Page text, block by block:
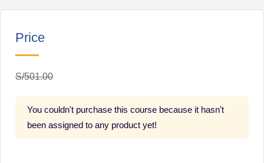
Price
S/501.00
You couldn't purchase this course because it hasn't
been assigned to any product yet!